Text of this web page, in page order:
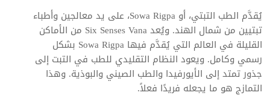
يُقدَّم الطب التبتي، أو Sowa Rigpa، على يد معالجين وأطباء
تبتيين من شمال الهند. ويُعد Six Senses Vana من الأماكن
القليلة في العالم التي يُقدَّم فيها Sowa Rigpa بشكل
رسمي وكامل. ويعود النظام التقليدي للطب في التبت إلى
جذور تمتد إلى الأيورفيدا والطب الصيني والبوذية. وهذا
التمازج هو ما يجعله فريدًا فعلاً.